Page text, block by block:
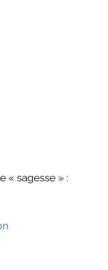
« sagesse » :